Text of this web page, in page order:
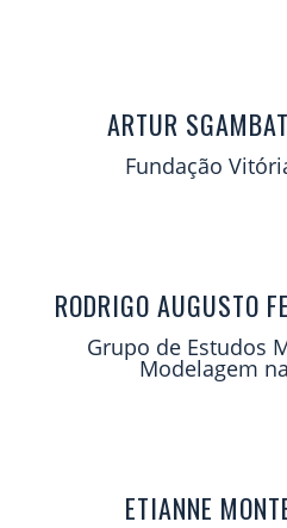
ARTUR
Fundação
RODRIGO AUGUSTO
Grupo de Estudos
Modelagem
ETIANNE